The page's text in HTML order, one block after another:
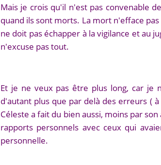
Mais je crois qu'il n'est pas convenable
quand ils sont morts. La mort n'efface
ne doit pas échapper à la vigilance et au
n'excuse pas tout.
Et je ne veux pas être plus long, car je
d'autant plus que par delà des erreurs (
Céleste a fait du bien aussi, moins par
rapports personnels avec ceux qui
personnelle.